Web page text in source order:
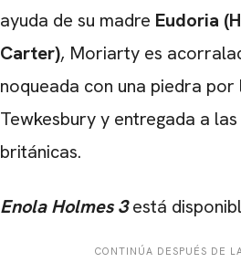
ayuda de su madre Eudoria
Carter), Moriarty es
noqueada con una piedra por
Tewkesbury y entregada a
británicas.
Enola Holmes 3está
CONTINÚA DESPUÉS DE